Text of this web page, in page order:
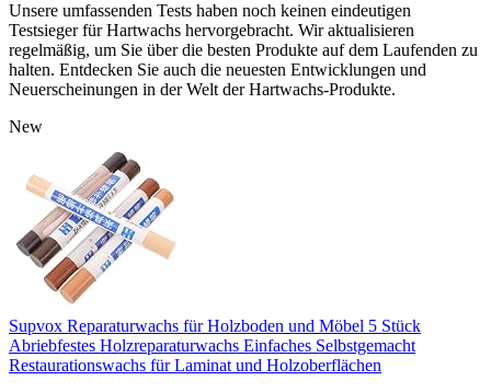
Unsere umfassenden Tests haben noch keinen eindeutigen
Testsieger für Hartwachs hervorgebracht. Wir aktualisieren
regelmäßig, um Sie über die besten Produkte auf dem Laufenden zu
halten. Entdecken Sie auch die neuesten Entwicklungen und
Neuerscheinungen in der Welt der Hartwachs-Produkte.
New
Supvox Reparaturwachs für Holzboden und Möbel 5 Stück
Abriebfestes Holzreparaturwachs Einfaches Selbstgemacht
Restaurationswachs für Laminat und Holzoberflächen